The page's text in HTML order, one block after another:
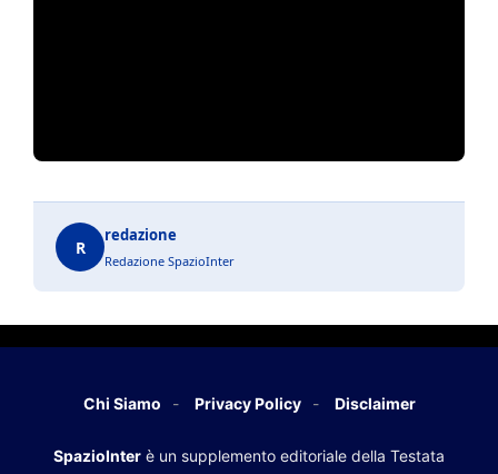
R
redazione
Redazione SpazioInter
Chi Siamo Privacy Policy Disclaimer
SpazioInter è un supplemento editoriale della Testata